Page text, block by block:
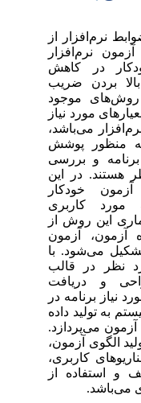
نرم‌افزار از
نرم‌افزار
در کاهش
بردن ضریب
موجود
مورد نیاز
می‌باشد،
منظور پوشش
و بررسی
هستند. در این
خودکار
مورد کاربری
این روش از
آزمون
می‌شود. با
نظر در قالب
و دریافت
نیاز برنامه در
به تولید داده
می‌پردازد.
الگوی آزمون،
کاربری،
و استفاده از
می‌باشد.